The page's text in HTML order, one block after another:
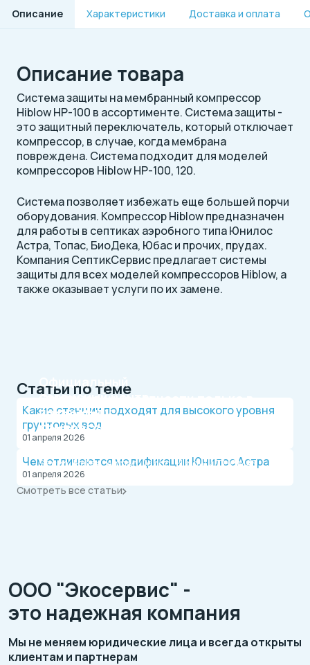
Описание Характеристики Доставка и оплата
Описание товара
Система защиты на мембранный компрессор
Hiblow HP-100 в ассортименте. Система защиты -
это защитный переключатель, который отключает
компрессор, в случае, когда мембрана
повреждена. Система подходит для моделей
компрессоров Hiblow HP-100, 120.
Система позволяет избежать еще большей порчи
оборудования. Компрессор Hiblow предназначен
для работы в септиках аэробного типа Юнилос
Астра, Топас, БиоДека, Юбас и прочих, прудах.
Компания СептикСервис предлагает системы
защиты для всех моделей компрессоров Hiblow, а
также оказывает услуги по их замене.
Официальный
сервисный центр
по ремонту
компрессоров
Secoh, Hailea, Airmac, Jecod, Hiblow и THOMAS
Оригинальные запчасти только в
каталоге
СептикСервис
Статьи по теме
Какие станции подходят для высокого уровня
грунтовых вод
01 апреля 2026
Чем отличаются модификации Юнилос Астра
01 апреля 2026
Смотреть все статьи
ООО "Экосервис" -
это надежная компания
Мы не меняем юридические лица и всегда открыты
клиентам и партнерам